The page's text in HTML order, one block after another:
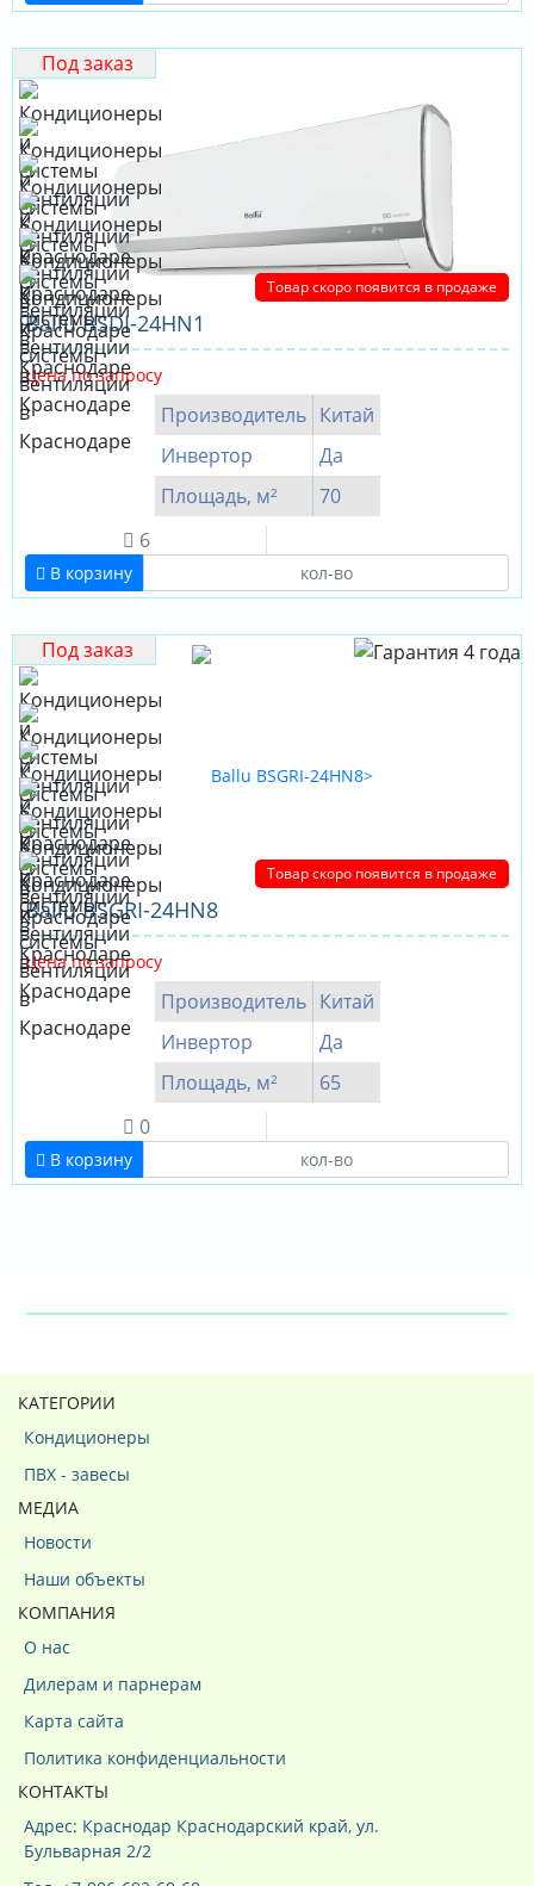
Под заказ
Товар скоро появится в продаже
Ballu BSDI-24HN1
Цена по запросу
Производитель Китай
Инвертор
Да
Площадь, м²
70
6
В корзину
Под заказ
Товар скоро появится в продаже
Ballu BSGRI-24HN8
Цена по запросу
Производитель Китай
Инвертор
Да
Площадь, м²
65
0
В корзину
КАТЕГОРИИ
Кондиционеры
ПВХ - завесы
МЕДИА
Новости
Наши объекты
КОМПАНИЯ
О нас
Дилерам и парнерам
Карта сайта
Политика конфиденциальности
КОНТАКТЫ
Адрес: Краснодар Краснодарский край, ул.
Бульварная 2/2